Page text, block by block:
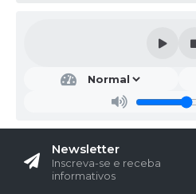
Newsletter
Inscreva-se e receba
informativos